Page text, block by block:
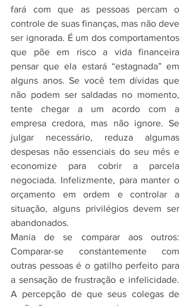
fará com que as pessoas percam o
controle de suas finanças, mas não deve
ser ignorada. É um dos comportamentos
que põe em risco a vida financeira
pensar que ela estará “estagnada” em
alguns anos. Se você tem dívidas que
não podem ser saldadas no momento,
tente chegar a um acordo com a
empresa credora, mas não ignore. Se
julgar necessário, reduza algumas
despesas não essenciais do seu mês e
economize para cobrir a parcela
negociada. Infelizmente, para manter o
orçamento em ordem e controlar a
situação, alguns privilégios devem ser
abandonados.
Mania de se comparar aos outros:
Comparar-se constantemente com
outras pessoas é o gatilho perfeito para
a sensação de frustração e infelicidade.
A percepção de que seus colegas de